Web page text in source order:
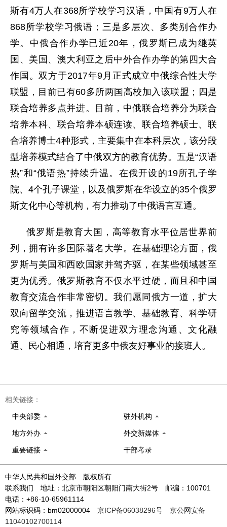
斯有4万人在368所学校学习汉语，中国有9万人在
868所学校学习俄语；三是多层次、多类别合作办
学。中俄合作办学已近20年，俄罗斯已成为继英
国、美国、澳大利亚之后中外合作办学的第四大合
作国。双方于2017年9月正式成立中俄综合性大学
联盟，目前已有60多所两国高校加入该联盟；四是
联合培养多点并进。目前，中俄联合培养分为联合
培养本科、联合培养本硕连读、联合培养硕士、联
合培养博士4种形式，主要集中在本科层次，该分段
型培养模式结合了中俄双方的教育优势。五是“汉语
热”和“俄语热”持续升温。在俄开设的19所孔子学
院、4个孔子课堂，以及俄罗斯在华设立的35个俄罗
斯文化中心等机构，有力推动了中俄语言互通。
俄罗斯是教育大国，高等教育水平位居世界前
列，拥有许多国际著名大学。在基础理论方面，俄
罗斯与美国和西欧国家并驾齐驱，在某些领域甚至
更为优秀。俄罗斯教育不仅水平过硬，而且和中国
教育交流合作非常密切。我们愿同俄方一道，扩大
双向留学交流，推进语言教学、基础教育、科学研
究等领域合作，不断促进双方理念沟通、文化融
通、民心相通，培育更多中俄友好事业的接班人。
相关链接：
中央部委 驻外机构
地方外办 外交新媒体
重要链接 干部考录
中华人民共和国外交部 版权所有
联系我们 地址：北京市朝阳区朝阳门南大街2号 邮编：100701
电话：+86-10-65961114
网站标识码：bm02000004 京ICP备06038296号
京公网安备
11040102700114